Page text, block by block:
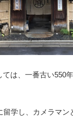
ては、一番古い550
留学し、カメラマン